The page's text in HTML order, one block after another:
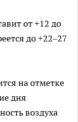
от +12 до
до +22–27
на отметке
дня
воздуха